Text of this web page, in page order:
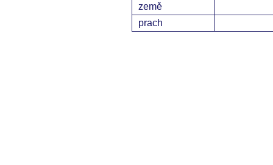
země
prach